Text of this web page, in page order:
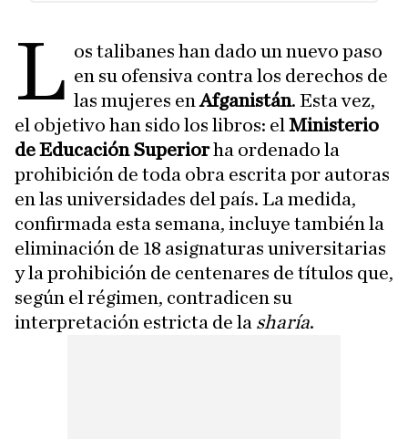
L os talibanes han dado un nuevo paso
en su ofensiva contra los derechos de
las mujeres enAfganistán. Esta vez,
el objetivo han sido los libros: el Ministerio
de Educación Superiorha ordenado la
prohibición de toda obra escrita por autoras
en las universidades del país. La medida,
confirmada esta semana, incluye también la
eliminación de 18 asignaturas universitarias
y la prohibición de centenares de títulos que,
según el régimen, contradicen su
interpretación estricta de la sharía.